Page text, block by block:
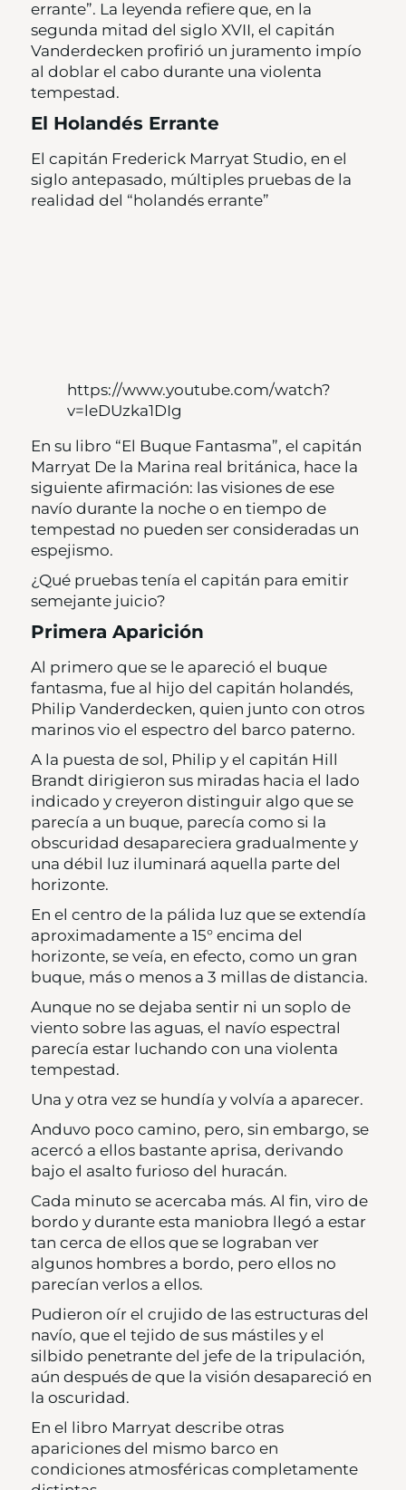
errante”. La leyenda refiere que, en la
segunda mitad del siglo XVII, el capitán
Vanderdecken profirió un juramento impío
al doblar el cabo durante una violenta
tempestad.
El Holandés Errante
El capitán Frederick Marryat Studio, en el
siglo antepasado, múltiples pruebas de la
realidad del “holandés errante”
https://www.youtube.com/watch?
v=leDUzka1DIg
En su libro “El Buque Fantasma”, el capitán
Marryat De la Marina real británica, hace la
siguiente afirmación: las visiones de ese
navío durante la noche o en tiempo de
tempestad no pueden ser consideradas un
espejismo.
¿Qué pruebas tenía el capitán para emitir
semejante juicio?
Primera Aparición
Al primero que se le apareció el buque
fantasma, fue al hijo del capitán holandés,
Philip Vanderdecken, quien junto con otros
marinos vio el espectro del barco paterno.
A la puesta de sol, Philip y el capitán Hill
Brandt dirigieron sus miradas hacia el lado
indicado y creyeron distinguir algo que se
parecía a un buque, parecía como si la
obscuridad desapareciera gradualmente y
una débil luz iluminará aquella parte del
horizonte.
En el centro de la pálida luz que se extendía
aproximadamente a 15° encima del
horizonte, se veía, en efecto, como un gran
buque, más o menos a 3 millas de distancia.
Aunque no se dejaba sentir ni un soplo de
viento sobre las aguas, el navío espectral
parecía estar luchando con una violenta
tempestad.
Una y otra vez se hundía y volvía a aparecer.
Anduvo poco camino, pero, sin embargo, se
acercó a ellos bastante aprisa, derivando
bajo el asalto furioso del huracán.
Cada minuto se acercaba más. Al fin, viro de
bordo y durante esta maniobra llegó a estar
tan cerca de ellos que se lograban ver
algunos hombres a bordo, pero ellos no
parecían verlos a ellos.
Pudieron oír el crujido de las estructuras del
navío, que el tejido de sus mástiles y el
silbido penetrante del jefe de la tripulación,
aún después de que la visión desapareció en
la oscuridad.
En el libro Marryat describe otras
apariciones del mismo barco en
condiciones atmosféricas completamente